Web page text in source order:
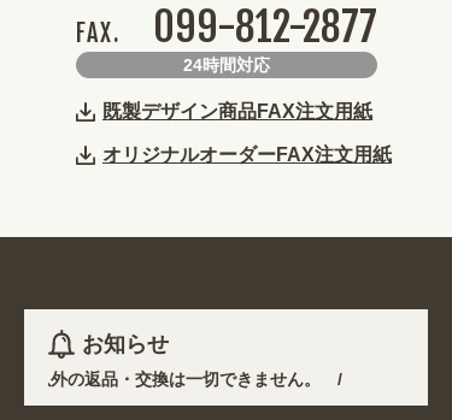
FAX. 099-812-2877
24時間対応
既製デザイン商品FAX注文用紙
オリジナルオーダーFAX注文用紙
お知らせ
外の返品・交換は一切できません。 /